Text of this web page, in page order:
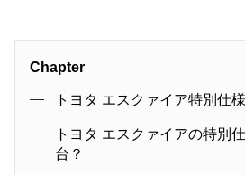
Chapter
トヨタ エスクァイア特別仕
トヨタ エスクァイアの特別
台？